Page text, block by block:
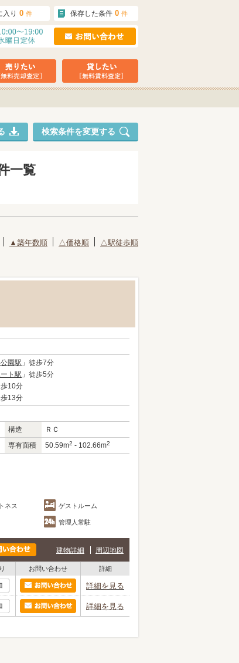
入り 0 件 保存した条件 0 件
検索条件を変更する
一覧
▲築年数順 △価格順 △駅徒歩順
園駅 」徒歩7分
ト駅 」徒歩5分
歩10分
歩13分
構造
ＲＣ
専有面積 50.59m2 - 102.66m2
ネス ゲストルーム
管理人常駐
建物詳細 周辺地図
お問い合わせ 詳細
詳細を見る
詳細を見る